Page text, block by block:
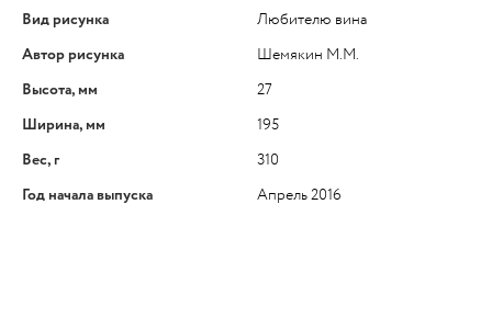
Вид рисунка
Любителю вина
Автор рисунка
Шемякин М.М.
Высота, мм
27
Ширина, мм
195
Вес, г
310
Год начала выпуска
Апрель 2016